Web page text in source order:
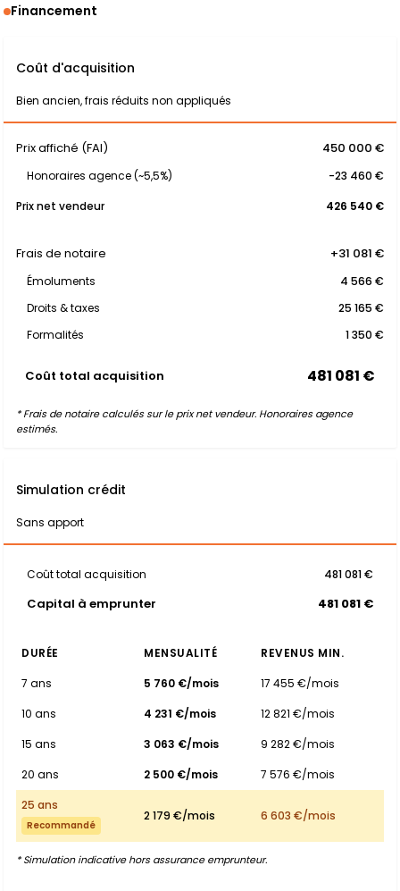
Financement
Coût d'acquisition
Bien ancien, frais réduits non appliqués
Prix affiché (FAI) 450 000 €
Honoraires agence (~5,5%)
-23 460 €
Prix net vendeur
426 540 €
Frais de notaire +31 081 €
Émoluments
4 566 €
Droits & taxes
25 165 €
Formalités
1 350 €
Coût total acquisition 481 081 €
* Frais de notaire calculés sur le prix net vendeur. Honoraires agence
estimés.
Simulation crédit
Sans apport
Coût total acquisition 481 081 €
Capital à emprunter 481 081 €
DURÉE MENSUALITÉ
REVENUS MIN.
7 ans
5 760 €/mois
17 455 €/mois
10 ans
4 231 €/mois
12 821 €/mois
15 ans
3 063 €/mois
9 282 €/mois
20 ans
2 500 €/mois
7 576 €/mois
25 ans
Recommandé
2 179 €/mois 6 603 €/mois
* Simulation indicative hors assurance emprunteur.